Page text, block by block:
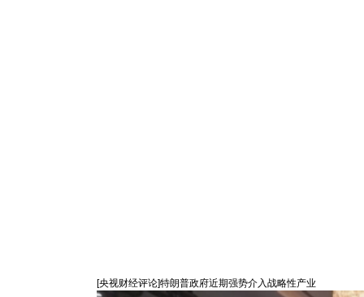
[央视财经评论]特朗普政府近期强势介入战略性产业